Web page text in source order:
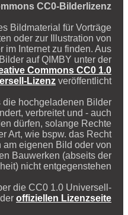
CC0-Bilderlizenz
Bildmaterial für Vorträge
oder zur Illustration von
im Internet zu finden. Aus
auf QIMBY unter der
Commons CC0 1.0
Lizenz veröffentlicht.
die hochgeladenen Bilder
verbreitet und - auch
dürfen, solange Rechte
Art, wie bspw. das Recht
eigenen Bild oder von
Bauwerken (abseits der
nicht entgegenstehen.
die CC0 1.0 Universell-
offiziellen Lizenzseite